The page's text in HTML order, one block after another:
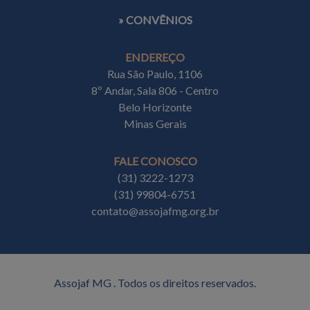
» CONVÊNIOS
ENDEREÇO
Rua São Paulo, 1106
8º Andar, Sala 806 - Centro
Belo Horizonte
Minas Gerais
FALE CONOSCO
(31) 3222-1273
(31) 99804-6751
contato@assojafmg.org.br
Assojaf MG . Todos os direitos reservados.